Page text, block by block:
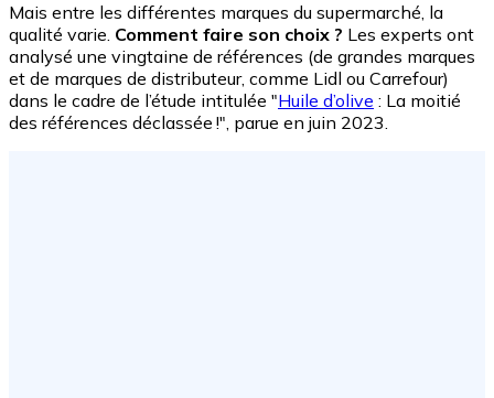
Mais entre les différentes marques du supermarché, la
qualité varie. Comment faire son choix ? Les experts ont
analysé une vingtaine de références (de grandes marques
et de marques de distributeur, comme Lidl ou Carrefour)
dans le cadre de l’étude intitulée "Huile d’olive : La moitié
des références déclassée !", parue en juin 2023.